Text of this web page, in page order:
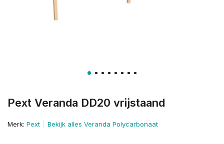
Pext Veranda DD20 vrijstaand
Merk: Pext Bekijk alles Veranda Polycarbonaat